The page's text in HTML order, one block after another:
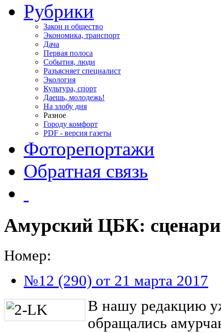
Рубрики
Закон и общество
Экономика, транспорт
Дача
Первая полоса
События, люди
Разъясняет специалист
Экология
Культура, спорт
Даешь, молодежь!
На злобу дня
Разное
Городу комфорт
PDF - версия газеты
Фоторепортажи
Обратная связь
Амурский ЦБК:
Номер:
№12 (290) от 21 марта 2017
В нашу редакцию
обращались